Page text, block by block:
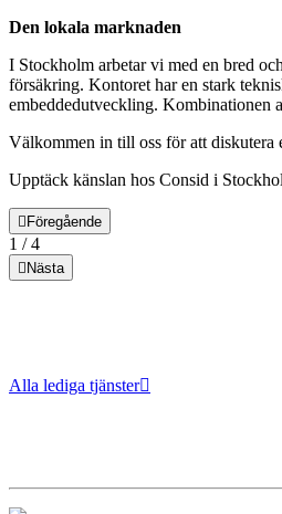
Den lokala marknaden
I Stockholm arbetar vi med en bred
försäkring. Kontoret har en stark
embeddedutveckling. Kombinationen
Välkommen in till oss för att diskutera
Upptäck känslan hos Consid i
Föregående
1 /4
Nästa
Alla lediga tjänster